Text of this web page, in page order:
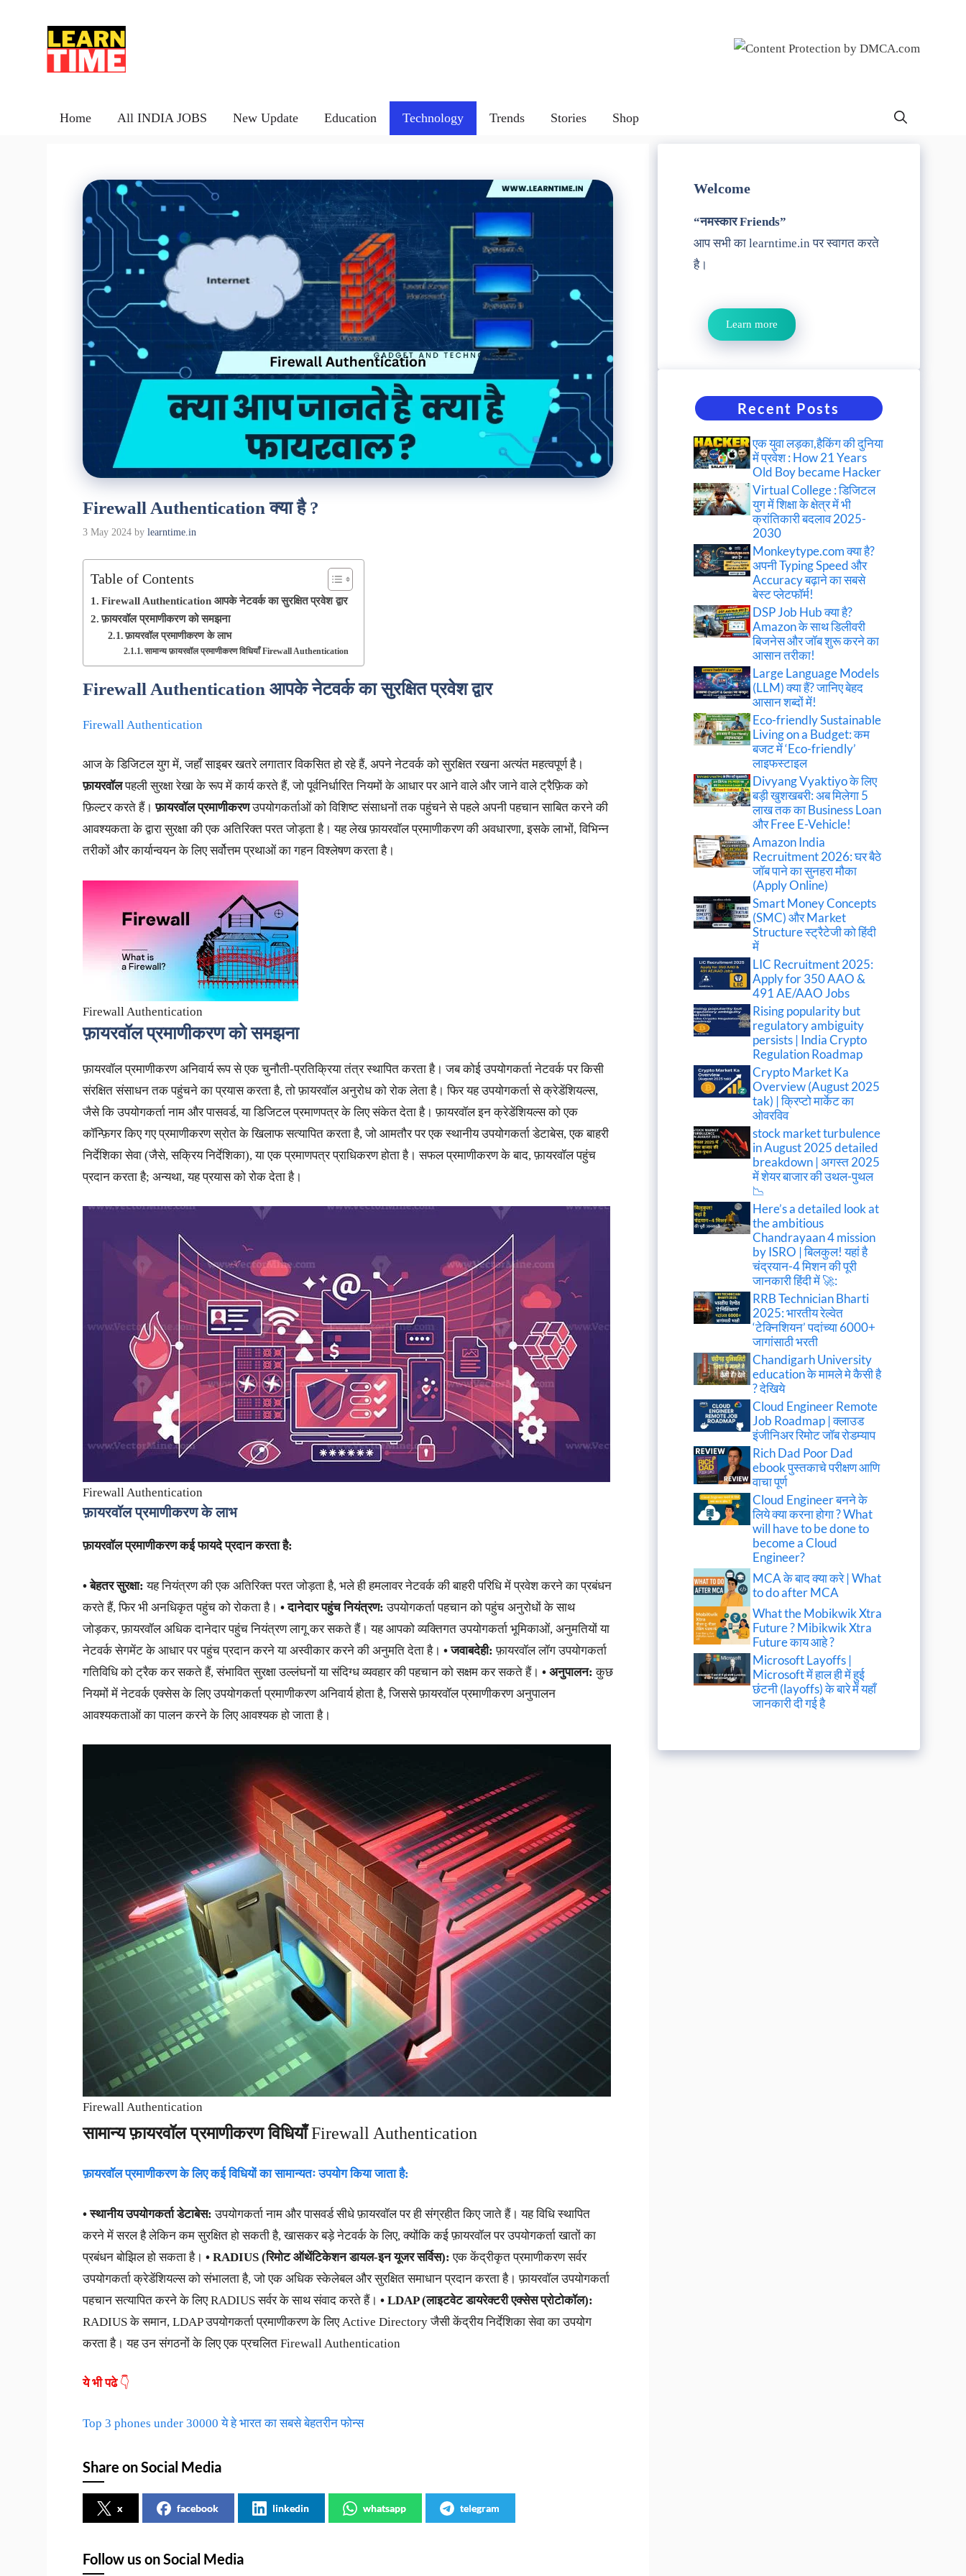
Home All INDIA JOBS New Update Education Technology Trends Stories Shop
Firewall Authentication क्या है ?
3 May 2024 by learntime.in
Table of Contents
Firewall Authentication आपके नेटवर्क का सुरक्षित प्रवेश द्वार
फ़ायरवॉल प्रमाणीकरण को समझना
फ़ायरवॉल प्रमाणीकरण के लाभ
सामान्य फ़ायरवॉल प्रमाणीकरण विधियाँ Firewall Authentication
Firewall Authentication आपके नेटवर्क का सुरक्षित प्रवेश द्वार
Firewall Authentication
आज के डिजिटल युग में, जहाँ साइबर खतरे लगातार विकसित हो रहे हैं, अपने नेटवर्क को सुरक्षित रखना अत्यंत महत्वपूर्ण है।
फ़ायरवॉलपहली सुरक्षा रेखा के रूप में कार्य करते हैं, जो पूर्वनिर्धारित नियमों के आधार पर आने वाले और जाने वाले ट्रैफ़िक को
फ़िल्टर करते हैं।फ़ायरवॉल प्रमाणीकरणउपयोगकर्ताओं को विशिष्ट संसाधनों तक पहुंचने से पहले अपनी पहचान साबित करने की
आवश्यकता के द्वारा सुरक्षा की एक अतिरिक्त परत जोड़ता है। यह लेख फ़ायरवॉल प्रमाणीकरण की अवधारणा, इसके लाभों, विभिन्न
तरीकों और कार्यान्वयन के लिए सर्वोत्तम प्रथाओं का गहन विश्लेषण करता है।
Firewall Authentication
फ़ायरवॉल प्रमाणीकरण को समझना
फ़ायरवॉल प्रमाणीकरण अनिवार्य रूप से एक चुनौती-प्रतिक्रिया तंत्र स्थापित करता है। जब कोई उपयोगकर्ता नेटवर्क पर किसी
संरक्षित संसाधन तक पहुंचने का प्रयास करता है, तो फ़ायरवॉल अनुरोध को रोक लेता है। फिर यह उपयोगकर्ता से क्रेडेंशियल्स,
जैसे कि उपयोगकर्ता नाम और पासवर्ड, या डिजिटल प्रमाणपत्र के लिए संकेत देता है। फ़ायरवॉल इन क्रेडेंशियल्स को एक
कॉन्फ़िगर किए गए प्रमाणीकरण स्रोत के खिलाफ सत्यापित करता है, जो आमतौर पर एक स्थानीय उपयोगकर्ता डेटाबेस, एक बाहरी
निर्देशिका सेवा (जैसे, सक्रिय निर्देशिका), या एक प्रमाणपत्र प्राधिकरण होता है। सफल प्रमाणीकरण के बाद, फ़ायरवॉल पहुंच
प्रदान करता है; अन्यथा, यह प्रयास को रोक देता है।
Firewall Authentication
फ़ायरवॉल प्रमाणीकरण के लाभ
फ़ायरवॉल प्रमाणीकरण कई फायदे प्रदान करता है:
•बेहतर सुरक्षा: यह नियंत्रण की एक अतिरिक्त परत जोड़ता है, भले ही हमलावर नेटवर्क की बाहरी परिधि में प्रवेश करने का प्रबंधन
करते हैं, फिर भी अनधिकृत पहुंच को रोकता है। •दानेदार पहुंच नियंत्रण: उपयोगकर्ता पहचान को पहुंच अनुरोधों के साथ
जोड़कर, फ़ायरवॉल अधिक दानेदार पहुंच नियंत्रण लागू कर सकते हैं। यह आपको व्यक्तिगत उपयोगकर्ता भूमिकाओं, अनुमतियों या
नेटवर्क सेगमेंट के आधार पर पहुंच प्रदान करने या अस्वीकार करने की अनुमति देता है। •जवाबदेही: फ़ायरवॉल लॉग उपयोगकर्ता
गतिविधि को ट्रैक कर सकते हैं, संभावित सुरक्षा उल्लंघनों या संदिग्ध व्यवहार की पहचान को सक्षम कर सकते हैं। • अनुपालन: कुछ
नियमों में नेटवर्क एक्सेस के लिए उपयोगकर्ता प्रमाणीकरण अनिवार्य होता है, जिससे फ़ायरवॉल प्रमाणीकरण अनुपालन
आवश्यकताओं का पालन करने के लिए आवश्यक हो जाता है।
Firewall Authentication
सामान्य फ़ायरवॉल प्रमाणीकरण विधियाँFirewall Authentication
फ़ायरवॉल प्रमाणीकरण के लिए कई विधियों का सामान्यतः उपयोग किया जाता है:
• स्थानीय उपयोगकर्ता डेटाबेस: उपयोगकर्ता नाम और पासवर्ड सीधे फ़ायरवॉल पर ही संग्रहीत किए जाते हैं। यह विधि स्थापित
करने में सरल है लेकिन कम सुरक्षित हो सकती है, खासकर बड़े नेटवर्क के लिए, क्योंकि कई फ़ायरवॉल पर उपयोगकर्ता खातों का
प्रबंधन बोझिल हो सकता है। • RADIUS (रिमोट ऑथेंटिकेशन डायल-इन यूजर सर्विस): एक केंद्रीकृत प्रमाणीकरण सर्वर
उपयोगकर्ता क्रेडेंशियल्स को संभालता है, जो एक अधिक स्केलेबल और सुरक्षित समाधान प्रदान करता है। फ़ायरवॉल उपयोगकर्ता
पहचान सत्यापित करने के लिए RADIUS सर्वर के साथ संवाद करते हैं। • LDAP (लाइटवेट डायरेक्टरी एक्सेस प्रोटोकॉल):
RADIUS के समान, LDAP उपयोगकर्ता प्रमाणीकरण के लिए Active Directory जैसी केंद्रीय निर्देशिका सेवा का उपयोग
करता है। यह उन संगठनों के लिए एक प्रचलित Firewall Authentication
ये भी पढे 👇
Top 3 phones under 30000 ये हे भारत का सबसे बेहतरीन फोन्स
Share on Social Media
x facebook linkedin whatsapp telegram
Follow us on Social Media
Welcome
“नमस्कार Friends”
आप सभी का learntime.in पर स्वागत करते
है।
Learn more
Recent Posts
एक युवा लड़का,हैकिंग की दुनिया
में प्रवेश : How 21 Years
Old Boy became Hacker
Virtual College : डिजिटल
युग में शिक्षा के क्षेत्र में भी
क्रांतिकारी बदलाव 2025-
2030
Monkeytype.com क्या है?
अपनी Typing Speed और
Accuracy बढ़ाने का सबसे
बेस्ट प्लेटफॉर्म!
DSP Job Hub क्या है?
Amazon के साथ डिलीवरी
बिजनेस और जॉब शुरू करने का
आसान तरीका!
Large Language Models
(LLM) क्या हैं? जानिए बेहद
आसान शब्दों में!
Eco-friendly Sustainable
Living on a Budget: कम
बजट में ‘Eco-friendly’
लाइफस्टाइल
Divyang Vyaktiyo के लिए
बड़ी खुशखबरी: अब मिलेगा 5
लाख तक का Business Loan
और Free E-Vehicle!
Amazon India
Recruitment 2026: घर बैठे
जॉब पाने का सुनहरा मौका
(Apply Online)
Smart Money Concepts
(SMC) और Market
Structure स्ट्रैटेजी को हिंदी
में
LIC Recruitment 2025:
Apply for 350 AAO &
491 AE/AAO Jobs
Rising popularity but
regulatory ambiguity
persists | India Crypto
Regulation Roadmap
Crypto Market Ka
Overview (August 2025
tak) | क्रिप्टो मार्केट का
ओवरविव
stock market turbulence
in August 2025 detailed
breakdown | अगस्त 2025
में शेयर बाजार की उथल-पुथल
📉
Here’s a detailed look at
the ambitious
Chandrayaan 4 mission
by ISRO | बिलकुल! यहां है
चंद्रयान-4 मिशन की पूरी
जानकारी हिंदी में 🚀:
RRB Technician Bharti
2025: भारतीय रेल्वेत
‘टेक्निशियन’ पदांच्या 6000+
जागांसाठी भरती
Chandigarh University
education के मामले मे कैसी है
? देखिये
Cloud Engineer Remote
Job Roadmap | क्लाउड
इंजीनिअर रिमोट जॉब रोडम्याप
Rich Dad Poor Dad
ebook पुस्तकाचे परीक्षण आणि
वाचा पूर्ण
Cloud Engineer बनने के
लिये क्या करना होगा ? What
will have to be done to
become a Cloud
Engineer?
MCA के बाद क्या करे | What
to do after MCA
What the Mobikwik Xtra
Future ? Mibikwik Xtra
Future काय आहे ?
Microsoft Layoffs |
Microsoft में हाल ही में हुई
छंटनी (layoffs) के बारे में यहाँ
जानकारी दी गई है